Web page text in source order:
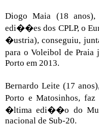
Diogo Maia (18
edi��es dos CPLP, o
�ustria), conseguiu,
para o Voleibol de
Porto em 2013.
Bernardo Leite (17
Porto e Matosinhos,
�ltima edi��o do
nacional de Sub-20.